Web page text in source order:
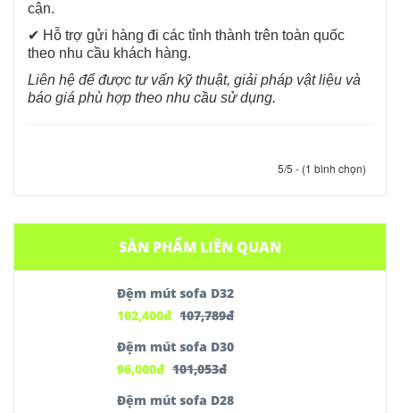
cận.
✔ Hỗ trợ gửi hàng đi các tỉnh thành trên toàn quốc
theo nhu cầu khách hàng.
Liên hệ để được tư vấn kỹ thuật, giải pháp vật liệu và
báo giá phù hợp theo nhu cầu sử dụng.
5/5 - (1 bình chọn)
SẢN PHẨM LIÊN QUAN
Đệm mút sofa D32
102,400đ 107,789đ
Đệm mút sofa D30
96,000đ 101,053đ
Đệm mút sofa D28